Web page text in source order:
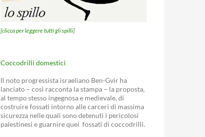
[clicca per leggere tutti gli spilli]
Coccodrilli domestici
Il noto progressista israeliano Ben-Gvir ha
lanciato – così racconta la stampa – la proposta,
al tempo stesso ingegnosa e medievale, di
costruire fossati intorno alle carceri di massima
sicurezza nelle quali sono detenuti i pericolosi
palestinesi e guarnire quei fossati di coccodrilli.